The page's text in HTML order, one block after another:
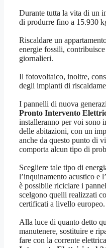
Durante tutta la vita di un
di produrre fino a 15.930
Riscaldare un
energie fossili,
giornalieri.
Il fotovoltaico, inoltre,
degli impianti di
I pannelli di nuova
Pronto Intervento
installeranno per voi sono
delle abitazioni, con un
anche da questo punto di
comporta alcun tipo di
Scegliere tale tipo di
l’inquinamento acustico e
è possibile riciclare i
scelgono quelli realizzati
certificati a livello europeo.
Alla luce di quanto detto
manutenere, sostituire e
fare con la corrente